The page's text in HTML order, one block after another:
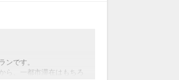
ンです。
ら、一都市滞在はもちろ